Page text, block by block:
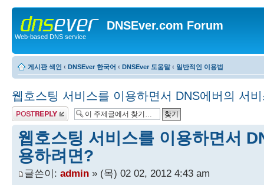
DNSEver.com Forum
Web-based DNS service
게시판 색인 ‹ DNSEver 한국어 ‹ DNSEver 도움말 ‹ 일반적인 이용법
웹호스팅 서비스를 이용하면서 DNS에버의 서
답변 게시글
웹호스팅 서비스를 이용하면서
용하려면?
글쓴이: admin » (목) 02 02, 2012 4:43 am